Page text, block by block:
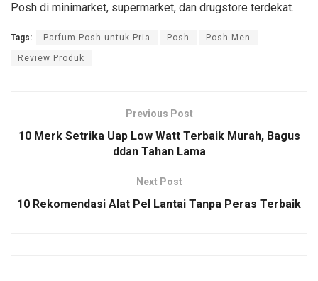
Posh di minimarket, supermarket, dan drugstore terdekat.
Tags: Parfum Posh untuk Pria Posh Posh Men
Review Produk
Previous Post
10 Merk Setrika Uap Low Watt Terbaik Murah, Bagus
ddan Tahan Lama
Next Post
10 Rekomendasi Alat Pel Lantai Tanpa Peras Terbaik